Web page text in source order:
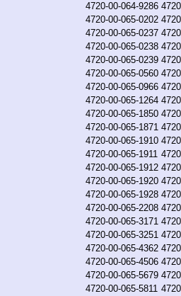
4720-00-064-9286
4720-00-065-0202
4720-00-065-0237
4720-00-065-0238
4720-00-065-0239
4720-00-065-0560
4720-00-065-0966
4720-00-065-1264
4720-00-065-1850
4720-00-065-1871
4720-00-065-1910
4720-00-065-1911
4720-00-065-1912
4720-00-065-1920
4720-00-065-1928
4720-00-065-2208
4720-00-065-3171
4720-00-065-3251
4720-00-065-4362
4720-00-065-4506
4720-00-065-5679
4720-00-065-5811